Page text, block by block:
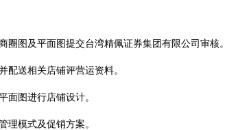
图及平面图提交台湾精佩证券集团有限公司审核。
配送相关店铺评营运资料。
面图进行店铺设计。
理模式及促销方案。